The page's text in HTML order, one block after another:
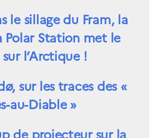
le sillage du Fram, la
Polar Station met le
l’Arctique !
sur les traces des «
au-Diable »